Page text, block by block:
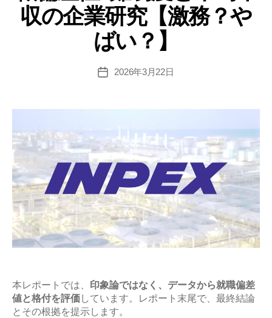
偏
差
易
均
年
収
の
企
業
研
究
務？
や
収の企業研究【激務？や
ばい？】
投
2026年3月22日
本レポートでは、
印象論ではなく、データから就職偏差
値と格付を評価しています。レポート末尾で、最終結論
とその根拠を提示します。